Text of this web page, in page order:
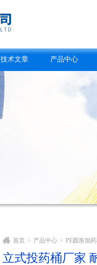
技术文章 产品中心
首页 > 产品中心 > PE圆形加
立式投药桶厂家